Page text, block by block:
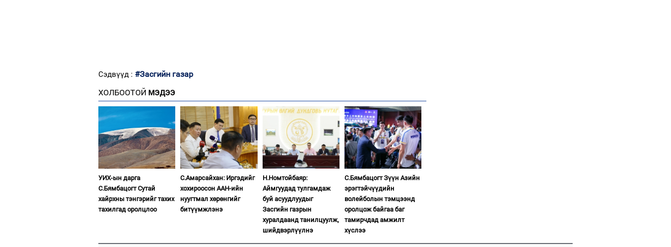
Сэдвүүд : #Засгийн газар
ХОЛБООТОЙ МЭДЭЭ
УИХ-ын дарга
С.Бямбацогт Сутай
хайрхны тэнгэрийг тахих
тахилгад оролцлоо
С.Амарсайхан: Иргэдийг
хохироосон ААН-ийн
нуугтмал хөрөнгийг
битүүмжлэнэ
Н.Номтойбаяр:
Аймгуудад тулгамдаж
буй асуудлуудыг
Засгийн газрын
хуралдаанд танилцуулж,
шийдвэрлүүлнэ
С.Бямбацогт Зүүн Азийн
эрэгтэйчүүдийн
волейболын тэмцээнд
оролцож байгаа баг
тамирчдад амжилт
хүслээ